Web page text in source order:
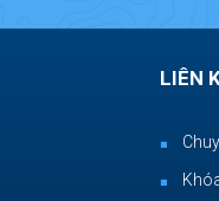
LIÊN